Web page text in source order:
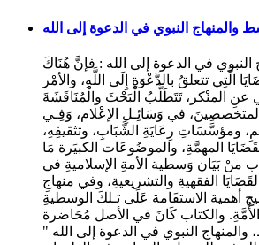
والمنهاج النبوي في الدعوة إلى الله
النبوي في الدعوة إلى الله : فإنَّ هُنَاكَ
الَّتِي تتعلقُ بالدَّعْوَةِ إِلَى اللَّهِ، والأمْر
عنِ المنْكر، تَتَطَلَّبُ الْبَحْثَ والْمُنَاقَشَةَ
في وَسَائِـلِ الإعْلام، وَفِـي
ومؤسَّسَاتِ رِعَايَةِ الشَّبَابِ، وتثقيفِهِ،
المهمَّةِ، والموضُوعَات الكبيَرة مَا
منْ بَيَان وَسطية الأمةِ الإسلاميةِ في
الفقهيةِ والتشريعيةِ، وفي منهاجِ
أهمية الاستقَامة عَلَى تـلكَ الوسطيةِ
الأُمَّةِ. والكتاب كَانَ في الأصل مُحَاضرة
والمنهاج النبوي في الدعوة إلى الله "